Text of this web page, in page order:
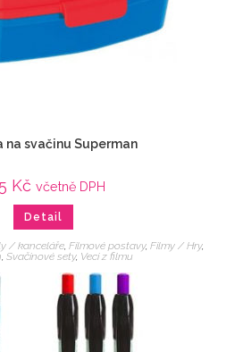
na svačinu Superman
Kč včetně DPH
Detail
/ kanceláře, Filmové postavy, Filmy / Hry,
Svačinové sety, Veci z filmu